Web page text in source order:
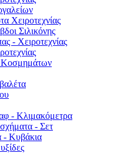
Xειροτεχνίας
Σιλικόνης
- Χειροτεχνίας
Κοσμημάτων
- Κλιμακόμετρα
- Σετ
- Κυβάκια